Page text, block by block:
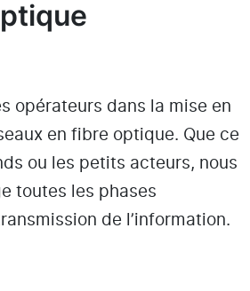
opérateurs dans la mise en
en fibre optique. Que ce
ou les petits acteurs, nous
toutes les phases
de l’information.